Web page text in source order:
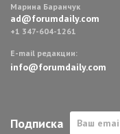
Марина Баранчук
ad@forumdaily.com
+1 347-604-1261
E-mail редакции:
info@forumdaily.com
Подписка